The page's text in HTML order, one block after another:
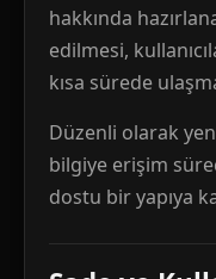
hakkında
edilmesi,
kısa sürede
Düzenli olarak
bilgiye erişim
dostu bir yapıya